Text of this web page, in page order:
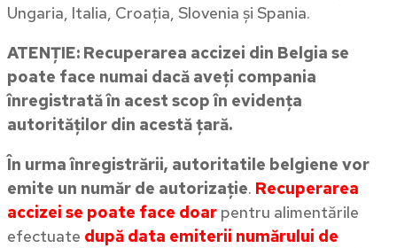
Ungaria, Italia, Croația, Slovenia și Spania.
ATENȚIE: Recuperarea accizei din Belgia se
poate face numai dacă aveți compania
înregistrată în acest scop în evidența
autorităților din acestă țară.
În urma înregistrării, autoritatile belgiene vor
emite un număr de autorizație. Recuperarea
accizei se poate face doar pentru alimentările
efectuate după data emiterii numărului de